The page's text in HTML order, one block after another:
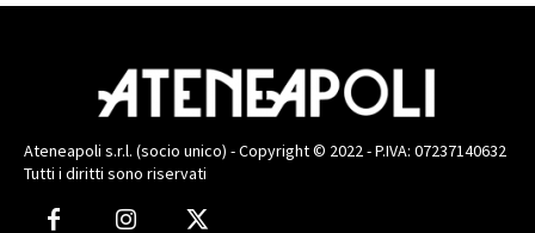
Ateneapoli s.r.l. (socio unico) - Copyright © 2022 - P.IVA: 07237140632
Tutti i diritti sono riservati